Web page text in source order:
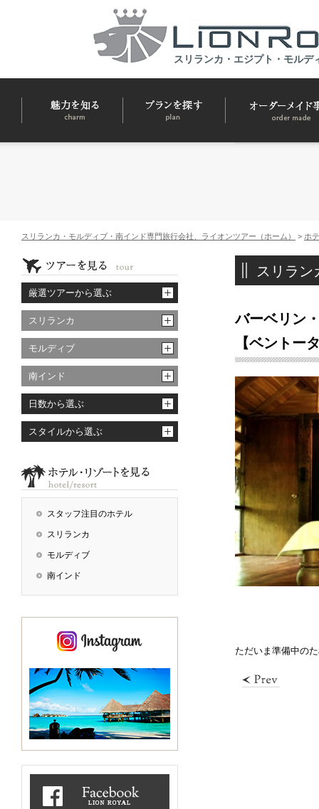
スリランカ・エジプト・モル
スリランカ・モルディブ・南インド専門旅行会社、ライオンツアー（ホーム） > ホ
スリラン
バーベリン
【ベントー
ただいま準備中の
厳選ツアーから選ぶ
スリランカ
モルディブ
南インド
日数から選ぶ
スタイルから選ぶ
スタッフ注目のホテル
スリランカ
モルディブ
南インド